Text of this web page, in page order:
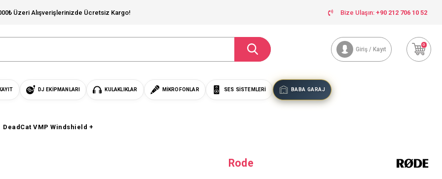
Üzeri Alışverişlerinizde Ücretsiz Kargo! Bize Ulaşın: +90 212 706 10 52
Giriş / Kayıt
0
DJ EKIPMANLARI KULAKLIKLAR MIKROFONLAR SES SISTEMLERI BABA GARAJ
DeadCat VMP Windshield +
Rode